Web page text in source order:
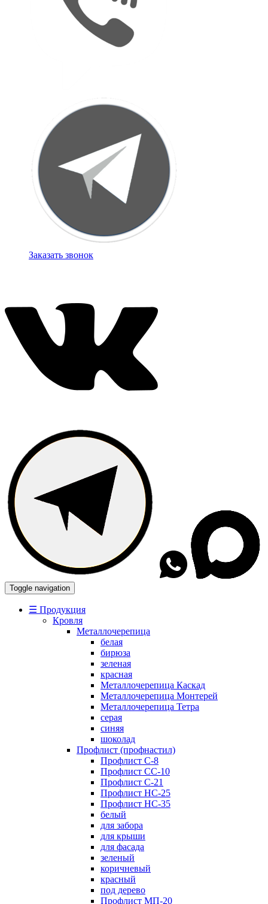
Заказать звонок
Toggle navigation
☰ Продукция
Кровля
Металлочерепица
белая
бирюза
зеленая
красная
Металлочерепица Каскад
Металлочерепица Монтерей
Металлочерепица Тетра
серая
синяя
шоколад
Профлист (профнастил)
Профлист С-8
Профлист СС-10
Профлист C-21
Профлист НС-25
Профлист НС-35
белый
для забора
для крыши
для фасада
зеленый
коричневый
красный
под дерево
Профлист МП-20